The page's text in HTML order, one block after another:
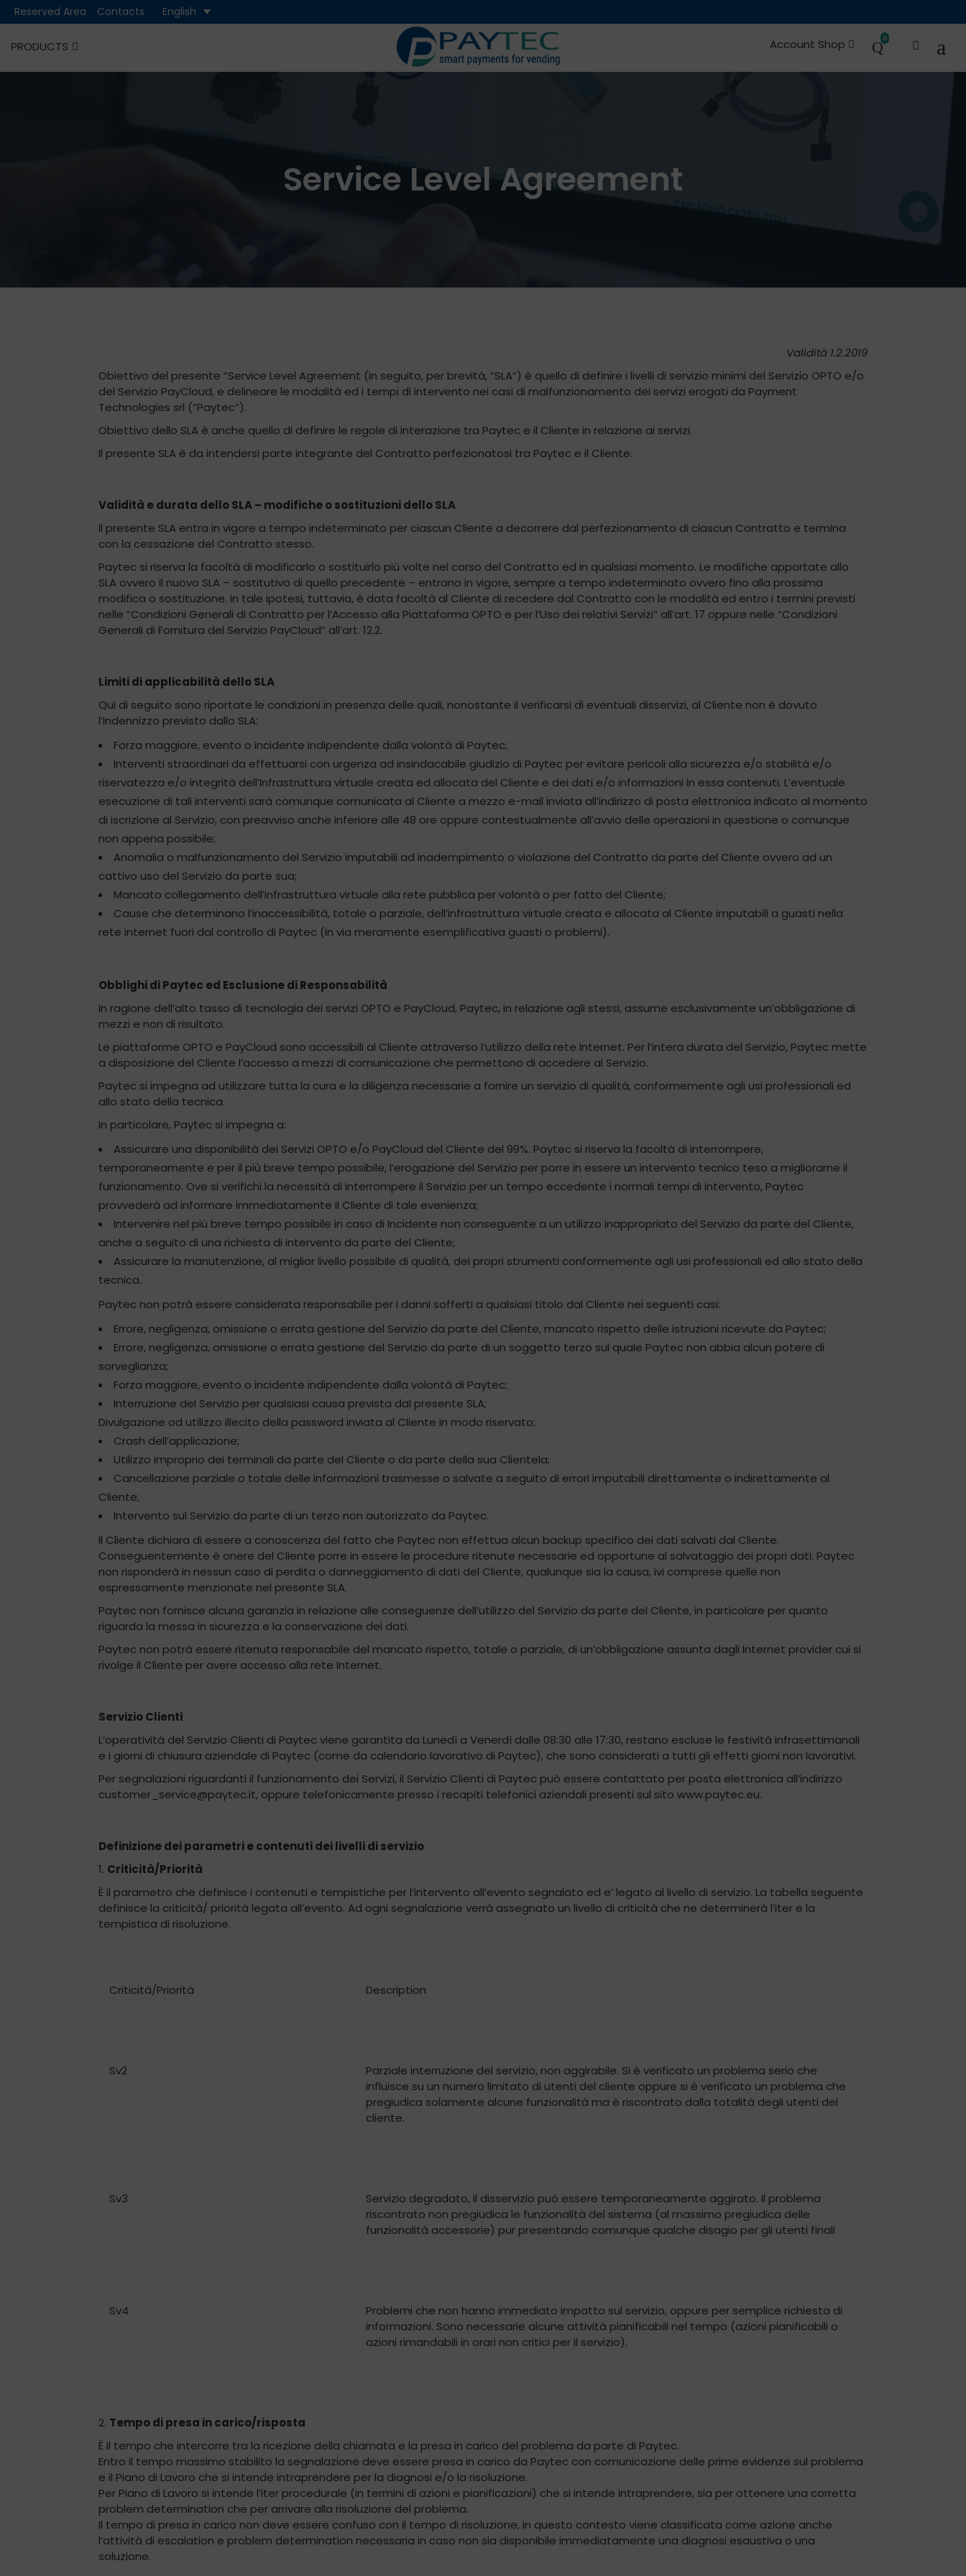
Reserved Area Contacts English
PRODUCTS
Cash Digital solutions Occasions
Account Shop 0
Service Level Agreement
Validità 1.2.2019
Obiettivo del presente “Service Level Agreement (in seguito, per brevità, “SLA”) è quello di definire i livelli di servizio minimi del Servizio OPTO e/o
del Servizio PayCloud, e delineare le modalità ed i tempi di intervento nei casi di malfunzionamento dei servizi erogati da Payment
Technologies srl (“Paytec”).
Obiettivo dello SLA è anche quello di definire le regole di interazione tra Paytec e il Cliente in relazione ai servizi.
Il presente SLA è da intendersi parte integrante del Contratto perfezionatosi tra Paytec e il Cliente.
Validità e durata dello SLA – modifiche o sostituzioni dello SLA
Il presente SLA entra in vigore a tempo indeterminato per ciascun Cliente a decorrere dal perfezionamento di ciascun Contratto e termina
con la cessazione del Contratto stesso.
Paytec si riserva la facoltà di modificarlo o sostituirlo più volte nel corso del Contratto ed in qualsiasi momento. Le modifiche apportate allo
SLA ovvero il nuovo SLA – sostitutivo di quello precedente – entrano in vigore, sempre a tempo indeterminato ovvero fino alla prossima
modifica o sostituzione. In tale ipotesi, tuttavia, è data facoltà al Cliente di recedere dal Contratto con le modalità ed entro i termini previsti
nelle “Condizioni Generali di Contratto per l’Accesso alla Piattaforma OPTO e per l’Uso dei relativi Servizi” all’art. 17 oppure nelle “Condizioni
Generali di Fornitura del Servizio PayCloud” all’art. 12.2.
Limiti di applicabilità dello SLA
Qui di seguito sono riportate le condizioni in presenza delle quali, nonostante il verificarsi di eventuali disservizi, al Cliente non è dovuto
l’indennizzo previsto dallo SLA:
Forza maggiore, evento o incidente indipendente dalla volontà di Paytec;
Interventi straordinari da effettuarsi con urgenza ad insindacabile giudizio di Paytec per evitare pericoli alla sicurezza e/o stabilità e/o
riservatezza e/o integrità dell’Infrastruttura virtuale creata ed allocata del Cliente e dei dati e/o informazioni in essa contenuti. L’eventuale
esecuzione di tali interventi sarà comunque comunicata al Cliente a mezzo e-mail inviata all’indirizzo di posta elettronica indicato al momento
di iscrizione al Servizio, con preavviso anche inferiore alle 48 ore oppure contestualmente all’avvio delle operazioni in questione o comunque
non appena possibile;
Anomalia o malfunzionamento del Servizio imputabili ad inadempimento o violazione del Contratto da parte del Cliente ovvero ad un
cattivo uso del Servizio da parte sua;
Mancato collegamento dell’infrastruttura virtuale alla rete pubblica per volontà o per fatto del Cliente;
Cause che determinano l’inaccessibilità, totale o parziale, dell’infrastruttura virtuale creata e allocata al Cliente imputabili a guasti nella
rete internet fuori dal controllo di Paytec (in via meramente esemplificativa guasti o problemi).
Obblighi di Paytec ed Esclusione di Responsabilità
In ragione dell’alto tasso di tecnologia dei servizi OPTO e PayCloud, Paytec, in relazione agli stessi, assume esclusivamente un’obbligazione di
mezzi e non di risultato.
Le piattaforme OPTO e PayCloud sono accessibili al Cliente attraverso l’utilizzo della rete Internet. Per l’intera durata del Servizio, Paytec mette
a disposizione del Cliente l’accesso a mezzi di comunicazione che permettono di accedere al Servizio.
Paytec si impegna ad utilizzare tutta la cura e la diligenza necessarie a fornire un servizio di qualità, conformemente agli usi professionali ed
allo stato della tecnica.
In particolare, Paytec si impegna a:
Assicurare una disponibilità dei Servizi OPTO e/o PayCloud del Cliente del 99%. Paytec si riserva la facoltà di interrompere,
temporaneamente e per il più breve tempo possibile, l’erogazione del Servizio per porre in essere un intervento tecnico teso a migliorarne il
funzionamento. Ove si verifichi la necessità di interrompere il Servizio per un tempo eccedente i normali tempi di intervento, Paytec
provvederà ad informare immediatamente il Cliente di tale evenienza;
Intervenire nel più breve tempo possibile in caso di Incidente non conseguente a un utilizzo inappropriato del Servizio da parte del Cliente,
anche a seguito di una richiesta di intervento da parte del Cliente;
Assicurare la manutenzione, al miglior livello possibile di qualità, dei propri strumenti conformemente agli usi professionali ed allo stato della
tecnica.
Paytec non potrà essere considerata responsabile per i danni sofferti a qualsiasi titolo dal Cliente nei seguenti casi:
Errore, negligenza, omissione o errata gestione del Servizio da parte del Cliente, mancato rispetto delle istruzioni ricevute da Paytec;
Errore, negligenza, omissione o errata gestione del Servizio da parte di un soggetto terzo sul quale Paytec non abbia alcun potere di
sorveglianza;
Forza maggiore, evento o incidente indipendente dalla volontà di Paytec;
Interruzione del Servizio per qualsiasi causa prevista dal presente SLA;
Divulgazione od utilizzo illecito della password inviata al Cliente in modo riservato;
Crash dell’applicazione;
Utilizzo improprio dei terminali da parte del Cliente o da parte della sua Clientela;
Cancellazione parziale o totale delle informazioni trasmesse o salvate a seguito di errori imputabili direttamente o indirettamente al
Cliente;
Intervento sul Servizio da parte di un terzo non autorizzato da Paytec.
Il Cliente dichiara di essere a conoscenza del fatto che Paytec non effettua alcun backup specifico dei dati salvati dal Cliente.
Conseguentemente è onere del Cliente porre in essere le procedure ritenute necessarie ed opportune al salvataggio dei propri dati. Paytec
non risponderà in nessun caso di perdita o danneggiamento di dati del Cliente, qualunque sia la causa, ivi comprese quelle non
espressamente menzionate nel presente SLA.
Paytec non fornisce alcuna garanzia in relazione alle conseguenze dell’utilizzo del Servizio da parte del Cliente, in particolare per quanto
riguarda la messa in sicurezza e la conservazione dei dati.
Paytec non potrà essere ritenuta responsabile del mancato rispetto, totale o parziale, di un’obbligazione assunta dagli Internet provider cui si
rivolge il Cliente per avere accesso alla rete Internet.
Servizio Clienti
L’operatività del Servizio Clienti di Paytec viene garantita da Lunedì a Venerdì dalle 08:30 alle 17:30, restano escluse le festività infrasettimanali
e i giorni di chiusura aziendale di Paytec (come da calendario lavorativo di Paytec), che sono considerati a tutti gli effetti giorni non lavorativi.
Per segnalazioni riguardanti il funzionamento dei Servizi, il Servizio Clienti di Paytec può essere contattato per posta elettronica all’indirizzo
customer_service@paytec.it, oppure telefonicamente presso i recapiti telefonici aziendali presenti sul sito www.paytec.eu.
Definizione dei parametri e contenuti dei livelli di servizio
1. Criticità/Priorità
È il parametro che definisce i contenuti e tempistiche per l’intervento all’evento segnalato ed e’ legato al livello di servizio. La tabella seguente
definisce la criticità/ priorità legata all’evento. Ad ogni segnalazione verrà assegnato un livello di criticità che ne determinerà l’iter e la
tempistica di risoluzione.
Criticità/Priorità Description
Sv2
Parziale interruzione del servizio, non aggirabile. Si è verificato un problema serio che
influisce su un numero limitato di utenti del cliente oppure si è verificato un problema che
pregiudica solamente alcune funzionalità ma è riscontrato dalla totalità degli utenti del
cliente.
Sv3
Servizio degradato, il disservizio può essere temporaneamente aggirato. Il problema
riscontrato non pregiudica le funzionalità del sistema (al massimo pregiudica delle
funzionalità accessorie) pur presentando comunque qualche disagio per gli utenti finali
Sv4
Problemi che non hanno immediato impatto sul servizio, oppure per semplice richiesta di
informazioni. Sono necessarie alcune attività pianificabili nel tempo (azioni pianificabili o
azioni rimandabili in orari non critici per il servizio).
2. Tempo di presa in carico/risposta
È il tempo che intercorre tra la ricezione della chiamata e la presa in carico del problema da parte di Paytec.
Entro il tempo massimo stabilito la segnalazione deve essere presa in carico da Paytec con comunicazione delle prime evidenze sul problema
e il Piano di Lavoro che si intende intraprendere per la diagnosi e/o la risoluzione.
Per Piano di Lavoro si intende l’iter procedurale (in termini di azioni e pianificazioni) che si intende intraprendere, sia per ottenere una corretta
problem determination che per arrivare alla risoluzione del problema.
Il tempo di presa in carico non deve essere confuso con il tempo di risoluzione, in questo contesto viene classificata come azione anche
l’attività di escalation e problem determination necessaria in caso non sia disponibile immediatamente una diagnosi esaustiva o una
soluzione.